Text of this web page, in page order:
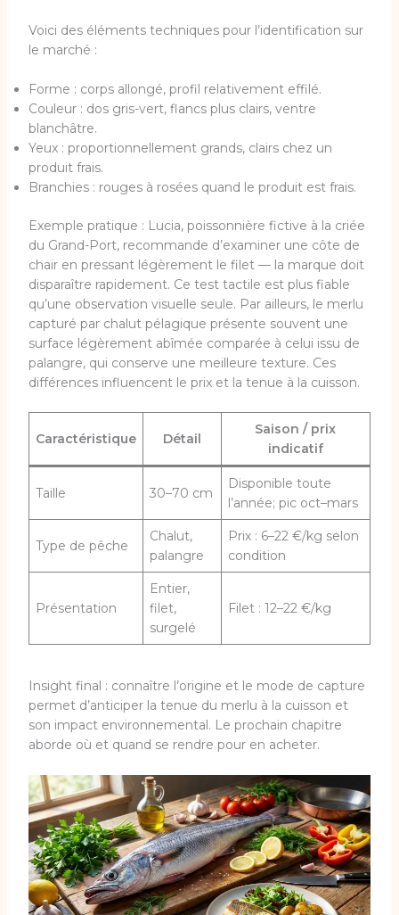
Voici des éléments techniques pour l’identification sur
le marché :
Forme : corps allongé, profil relativement effilé.
Couleur : dos gris-vert, flancs plus clairs, ventre
blanchâtre.
Yeux : proportionnellement grands, clairs chez un
produit frais.
Branchies : rouges à rosées quand le produit est frais.
Exemple pratique : Lucia, poissonnière fictive à la criée
du Grand-Port, recommande d’examiner une côte de
chair en pressant légèrement le filet — la marque doit
disparaître rapidement. Ce test tactile est plus fiable
qu’une observation visuelle seule. Par ailleurs, le merlu
capturé par chalut pélagique présente souvent une
surface légèrement abîmée comparée à celui issu de
palangre, qui conserve une meilleure texture. Ces
différences influencent le prix et la tenue à la cuisson.
Caractéristique Détail
Saison / prix
indicatif
Taille 30–70 cm
Disponible toute
l’année; pic oct–mars
Type de pêche
Chalut,
palangre
Prix : 6–22 €/kg selon
condition
Présentation
Entier,
filet,
surgelé
Filet : 12–22 €/kg
Insight final : connaître l’origine et le mode de capture
permet d’anticiper la tenue du merlu à la cuisson et
son impact environnemental. Le prochain chapitre
aborde où et quand se rendre pour en acheter.